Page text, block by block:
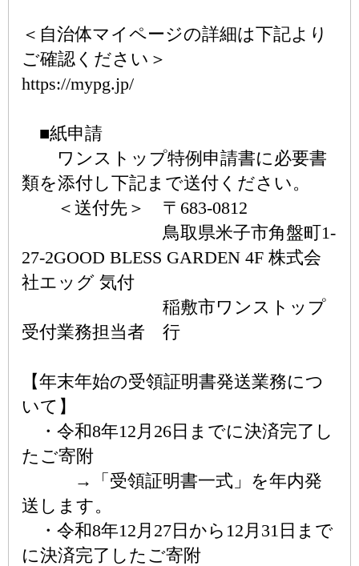
＜自治体マイページの詳細は下記より
ご確認ください＞
https://mypg.jp/
■紙申請
ワンストップ特例申請書に必要書
類を添付し下記まで送付ください。
＜送付先＞ 〒683-0812
鳥取県米子市角盤町1-
27-2GOOD BLESS GARDEN 4F 株式会
社エッグ 気付
稲敷市ワンストップ
受付業務担当者 行
【年末年始の受領証明書発送業務につ
いて】
・令和8年12月26日までに決済完了し
たご寄附
→「受領証明書一式」を年内発
送します。
・令和8年12月27日から12月31日まで
に決済完了したご寄附